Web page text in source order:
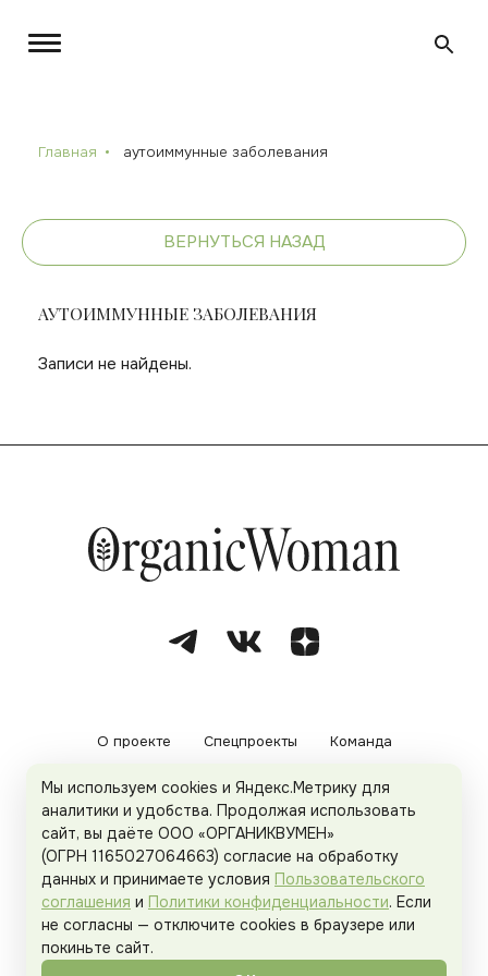
Главная аутоиммунные заболевания
ВЕРНУТЬСЯ НАЗАД
АУТОИММУННЫЕ ЗАБОЛЕВАНИЯ
Записи не найдены.
О проекте Спецпроекты Команда
Рекламодателям Политика конфиденциальности
Пользовательское соглашение
Organicwoman.ru . Все права защищены.
Мы используем cookies и Яндекс.Метрику для
аналитики и удобства. Продолжая использовать
сайт, вы даёте ООО «ОРГАНИКВУМЕН»
(ОГРН 1165027064663) согласие на обработку
данных и принимаете условия Пользовательского
соглашения и Политики конфиденциальности. Если
не согласны — отключите cookies в браузере или
покиньте сайт.